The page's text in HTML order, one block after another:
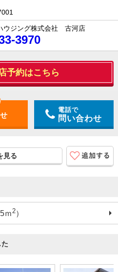
ウジング株式会社 古河店
3970
予約はこちら
電話で
問い合わせ
見る
ｍ 2）